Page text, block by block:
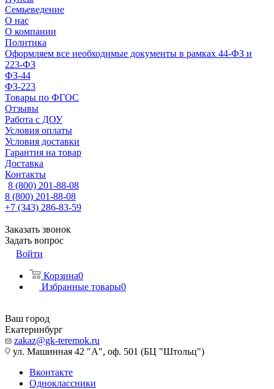
Семьеведение
О нас
О компании
Политика
Оформляем все необходимые документы в рамках 44-ФЗ и
223-ФЗ
ФЗ-44
ФЗ-223
Товары по ФГОС
Отзывы
Работа с ДОУ
Условия оплаты
Условия доставки
Гарантия на товар
Доставка
Контакты
8 (800) 201-88-08
8 (800) 201-88-08
+7 (343) 286-83-59
Заказать звонок
Задать вопрос
Войти
Корзина0
Избранные товары0
Ваш город
Екатеринбург
zakaz@gk-teremok.ru
ул. Машинная 42 "А", оф. 501 (БЦ "Штольц")
Вконтакте
Одноклассники